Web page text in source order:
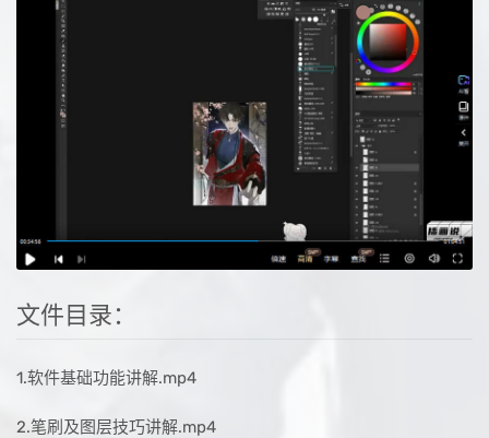
文件目录：
1.软件基础功能讲解.mp4
2.笔刷及图层技巧讲解.mp4